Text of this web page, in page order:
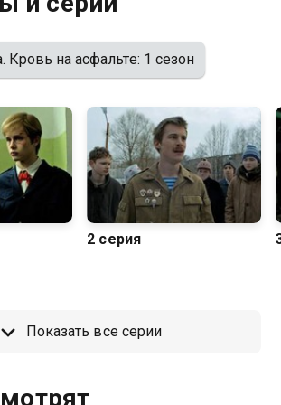
HD качестве на Казахтелеком
Кровь на асфальте: 1 сезон
2 серия
Показать все серии